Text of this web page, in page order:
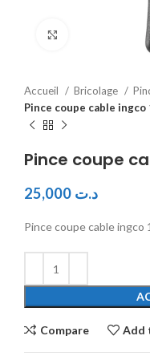
Accueil Bricolage
Pince coupe cable ingco
Pince coupe
د.ت
Pince coupe cable ingco
Compare Add